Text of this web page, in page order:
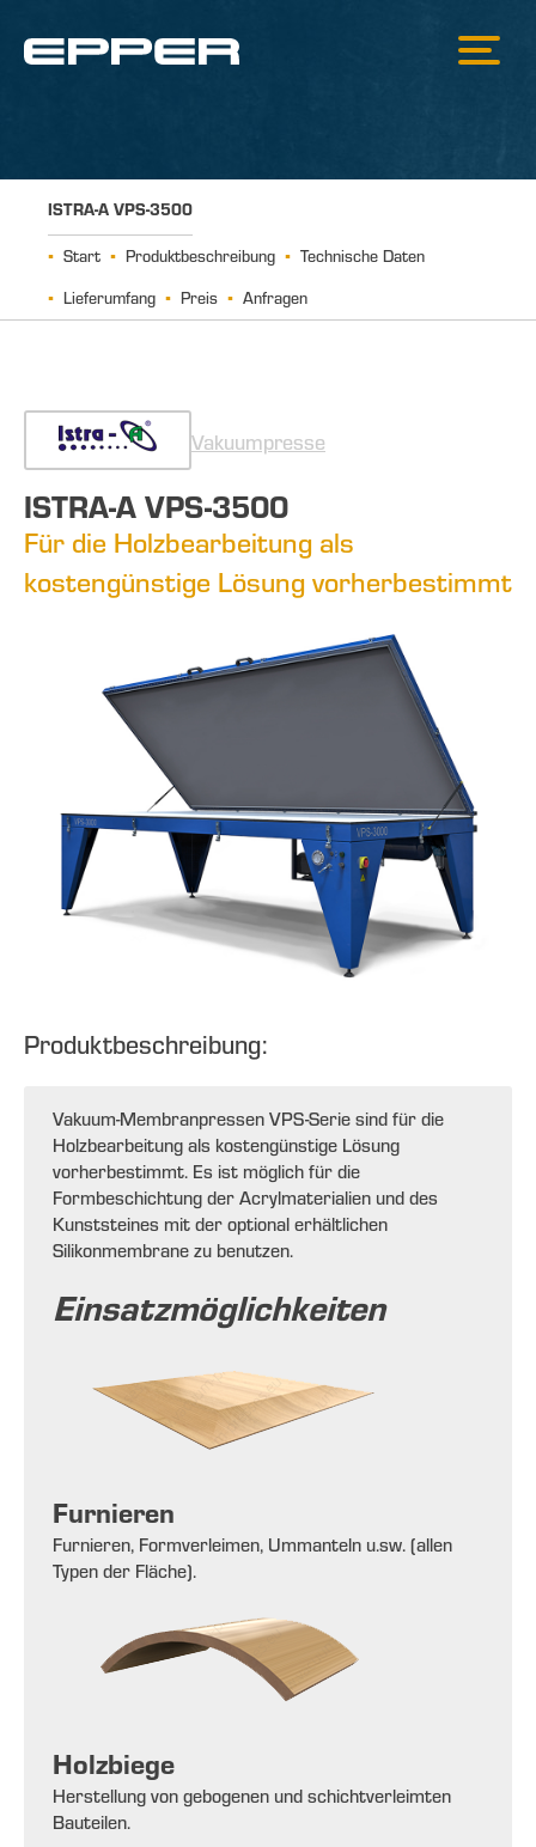
ISTRA-A VPS-3500
Start Produktbeschreibung
Technische Daten
Lieferumfang
Preis Anfragen
Vakuumpresse
ISTRA-A VPS-3500
Für die Holzbearbeitung als
kostengünstige Lösung vorherbestimmt
Produktbeschreibung:
Vakuum-Membranpressen VPS-Serie sind für die
Holzbearbeitung als kostengünstige Lösung
vorherbestimmt. Es ist möglich für die
Formbeschichtung der Acrylmaterialien und des
Kunststeines mit der optional erhältlichen
Silikonmembrane zu benutzen.
Einsatzmöglichkeiten
Furnieren
Furnieren, Formverleimen, Ummanteln u.sw. (allen
Typen der Fläche).
Holzbiege
Herstellung von gebogenen und schichtverleimten
Bauteilen.